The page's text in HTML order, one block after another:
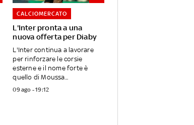
L'Inter pronta a una
nuova offerta per Diaby
CALCIOMERCATO
L'Inter continua a lavorare
per rinforzare le corsie
esterne e il nome forte è
quello di Moussa...
09 ago - 19:12